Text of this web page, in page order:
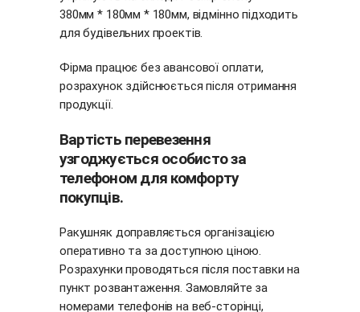
380мм * 180мм * 180мм, відмінно підходить
для будівельних проектів.
Фірма працює без авансової оплати,
розрахунок здійснюється після отримання
продукції.
Вартість перевезення
узгоджується особисто за
телефоном для комфорту
покупців.
Ракушняк доправляється організацією
оперативно та за доступною ціною.
Розрахунки проводяться після поставки на
пункт розвантаження. Замовляйте за
номерами телефонів на веб-сторінці,